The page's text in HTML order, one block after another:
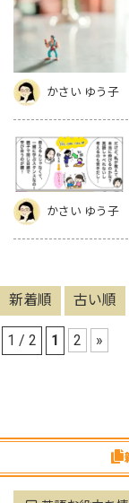
かさい ゆう子
かさい ゆう子
新着順 古い順
1 / 2 1 2 »